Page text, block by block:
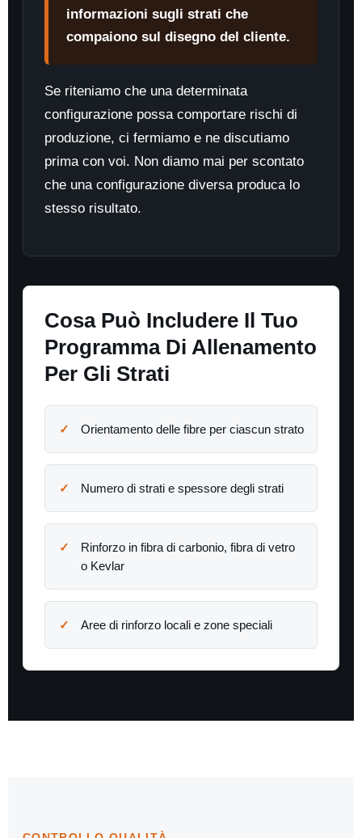
informazioni sugli strati che
compaiono sul disegno del cliente.
Se riteniamo che una determinata
configurazione possa comportare rischi di
produzione, ci fermiamo e ne discutiamo
prima con voi. Non diamo mai per scontato
che una configurazione diversa produca lo
stesso risultato.
Cosa Può Includere Il Tuo
Programma Di Allenamento
Per Gli Strati
Orientamento delle fibre per ciascun strato
Numero di strati e spessore degli strati
Rinforzo in fibra di carbonio, fibra di vetro
o Kevlar
Aree di rinforzo locali e zone speciali